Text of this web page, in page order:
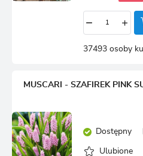
37493 osoby
MUSCARI - SZAFIREK PINK
Dostępny
Ulubione